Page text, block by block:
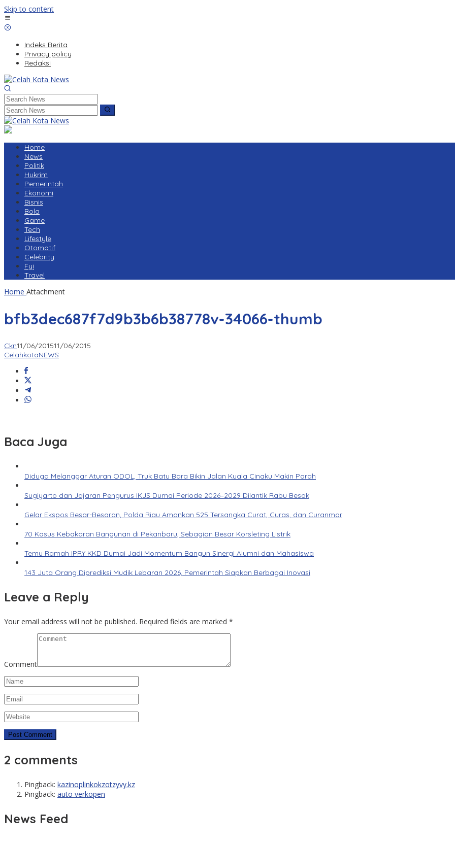
Skip to content
Indeks Berita
Privacy policy
Redaksi
Home
News
Politik
Hukrim
Pemerintah
Ekonomi
Bisnis
Bola
Game
Tech
Lifestyle
Otomotif
Celebrity
Fyi
Travel
Home Attachment
bfb3dec687f7d9b3b6b38778v-34066-thumb
Ckn11/06/201511/06/2015
CelahkotaNEWS
Baca Juga
Diduga Melanggar Aturan ODOL, Truk Batu Bara Bikin Jalan Kuala Cinaku Makin Parah
Sugiyarto dan Jajaran Pengurus IKJS Dumai Periode 2026–2029 Dilantik Rabu Besok
Gelar Ekspos Besar-Besaran, Polda Riau Amankan 525 Tersangka Curat, Curas, dan Curanmor
70 Kasus Kebakaran Bangunan di Pekanbaru, Sebagian Besar Korsleting Listrik
Temu Ramah IPRY KKD Dumai Jadi Momentum Bangun Sinergi Alumni dan Mahasiswa
143 Juta Orang Diprediksi Mudik Lebaran 2026, Pemerintah Siapkan Berbagai Inovasi
Leave a Reply
Your email address will not be published. Required fields are marked *
Comment
2 comments
Pingback: kazinoplinkokzotzyvy.kz
Pingback: auto verkopen
News Feed